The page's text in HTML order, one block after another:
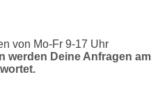
von Mo-Fr 9-17 Uhr
werden Deine Anfragen am